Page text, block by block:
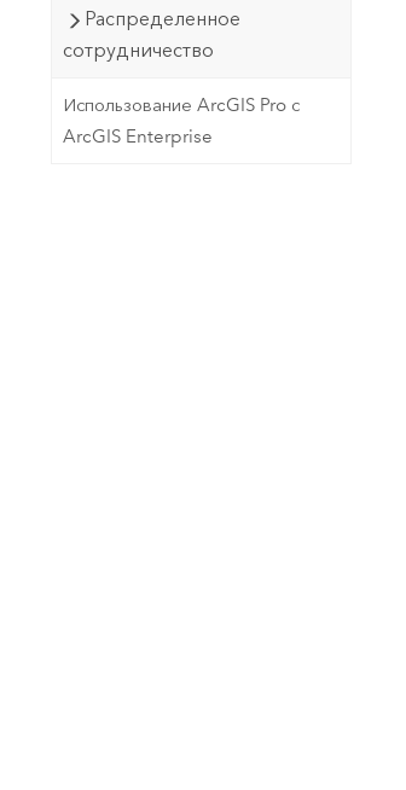
Распределенное
сотрудничество
Использование ArcGIS Pro с
ArcGIS Enterprise